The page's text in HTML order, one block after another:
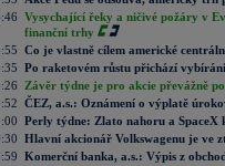
Vysychající řeky a ničivé požáry v
finanční trhy
Co je vlastně cílem americké
Po raketovém růstu přichází
Závěr týdne je pro akcie převážně
ČEZ, a.s.: Oznámení o výplatě
Perly týdne: Zlato nahoru a SpaceX
Hlavní akcionář Volkswagenu je ve
Komerční banka, a.s.: Výpis z